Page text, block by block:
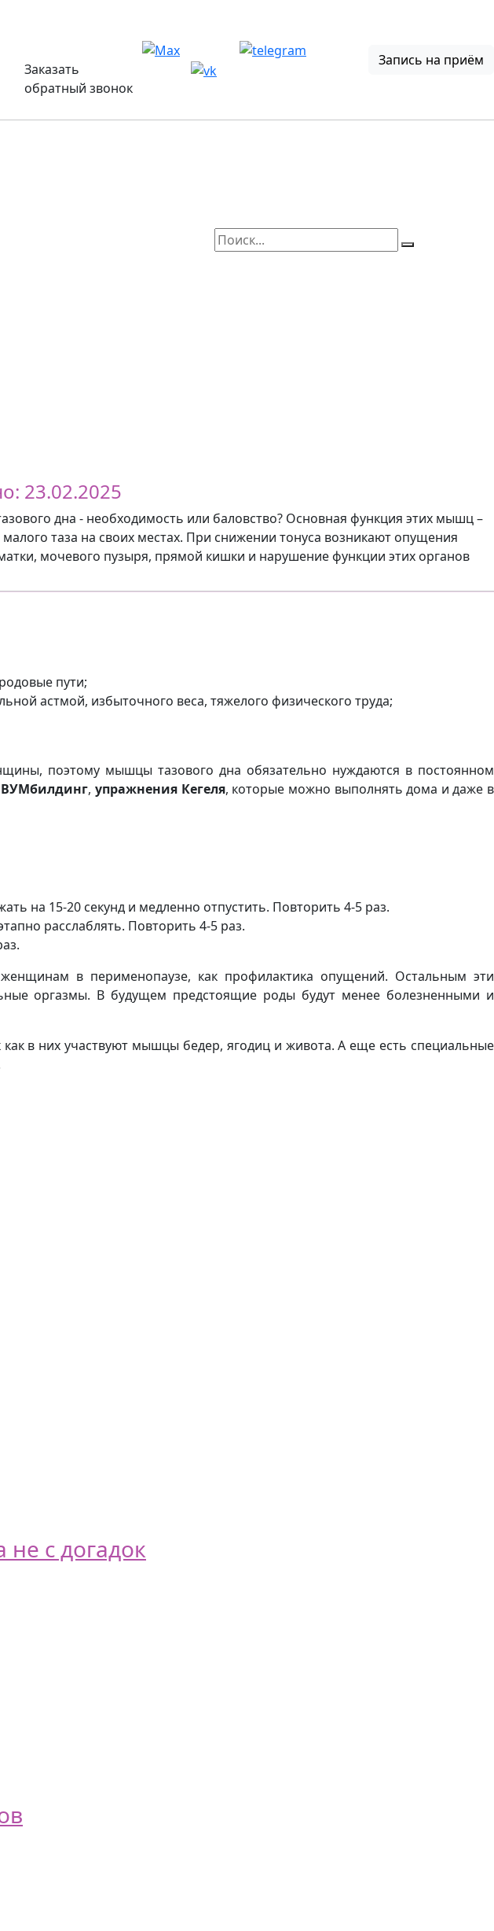
Заказать
обратный звонок
Запись на приём
23.02.2025
дна - необходимость или баловство? Основная функция этих мышц –
таза на своих местах. При снижении тонуса возникают опущения
мочевого пузыря, прямой кишки и нарушение функции этих органов
пути;
астмой, избыточного веса, тяжелого физического труда;
поэтому мышцы тазового дна обязательно нуждаются в постоянном
ВУМбилдинг, упражнения Кегеля, которые можно выполнять дома и даже в
на 15-20 секунд и медленно отпустить. Повторить 4-5 раз.
расслаблять. Повторить 4-5 раз.
в перименопаузе, как профилактика опущений. Остальным эти
оргазмы. В будущем предстоящие роды будут менее болезненными и
в них участвуют мышцы бедер, ягодиц и живота. А еще есть специальные
с догадок